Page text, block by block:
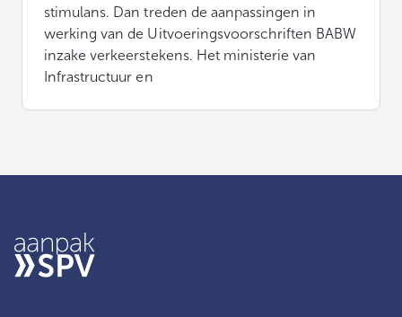
stimulans. Dan treden de aanpassingen in
werking van de Uitvoeringsvoorschriften BABW
inzake verkeerstekens. Het ministerie van
Infrastructuur en